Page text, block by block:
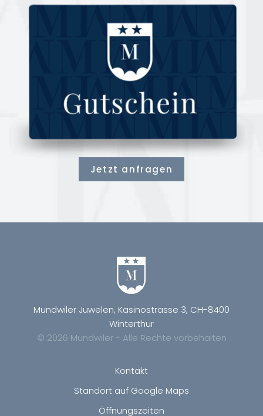
Jetzt anfragen
Mundwiler Juwelen, Kasinostrasse 3, CH-8400
Winterthur
© 2026 Mundwiler - Alle Rechte vorbehalten
Kontakt
Standort auf Google Maps
Öffnungszeiten